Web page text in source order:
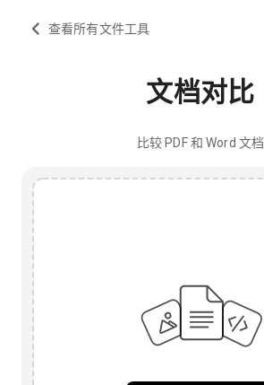
查看所有文件工具
文档对比
比较 PDF 和 Word 文档